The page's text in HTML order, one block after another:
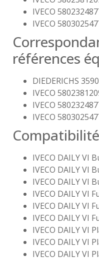
IVECO
IVECO
références
DIEDERICHS
IVECO
IVECO
IVECO
IVECO DAILY VI
IVECO DAILY VI
IVECO DAILY VI
IVECO DAILY VI
IVECO DAILY VI
IVECO DAILY VI
IVECO DAILY VI
IVECO DAILY VI
IVECO DAILY VI